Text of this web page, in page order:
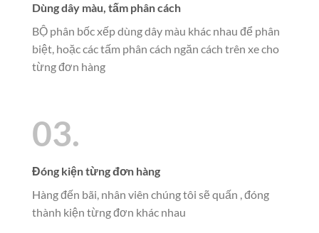
Dùng dây màu, tấm phân cách
BỘ phân bốc xếp dùng dây màu khác nhau để phân
biệt, hoặc các tấm phân cách ngăn cách trên xe cho
từng đơn hàng
03.
Đóng kiện từng đơn hàng
Hàng đến bãi, nhân viên chúng tôi sẽ quấn , đóng
thành kiện từng đơn khác nhau